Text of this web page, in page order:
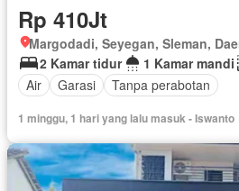
Rp 410Jt
2 Kamar tidur
1 Kamar mandi
Air
Garasi Tanpa perabotan
1 minggu, 1 hari yang lalu masuk - Iswanto